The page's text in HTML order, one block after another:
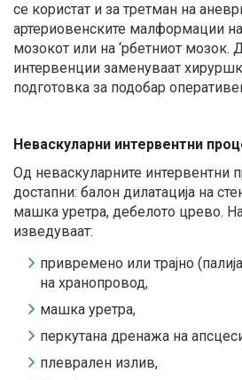
се користат и за третман на
артериовенските малформации
мозокот или на ‘рбетниот мозок.
интервенции заменуваат
подготовка за подобар
Неваскуларни интервентни
Од неваскуларните интервентни
достапни: балон дилатација на
машка уретра, дебелото црево.
изведуваат:
привремено или трајно
на хранопровод,
машка уретра,
перкутана дренажа на
плеврален излив,